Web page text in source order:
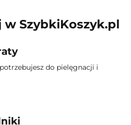
SzybkiKoszyk.pl
do pielęgnacji i